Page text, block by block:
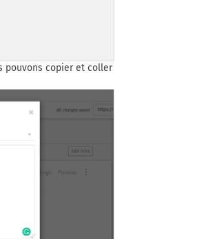
pouvons copier et coller